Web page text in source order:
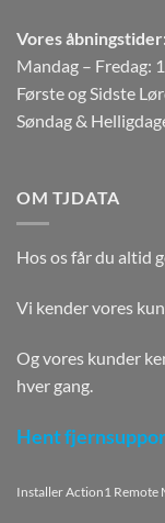
Vores åbningstider:
Mandag – Fredag:
Første og Sidste
Søndag &
OM TJDATA
Hos os får du altid
Vi kender vores
Og vores kunder
hver gang.
Hent
Installer Action1 Remote